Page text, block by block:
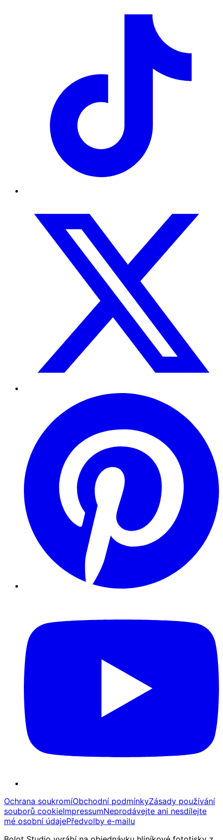
Ochrana soukromíObchodní podmínkyZásady používání
souborů cookieImpressumNeprodávejte ani nesdílejte
mé osobní údajePředvolby e-mailu